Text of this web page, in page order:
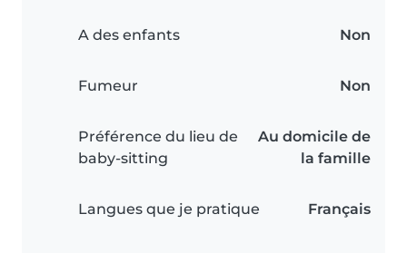
A des enfants Non
Fumeur Non
Préférence du lieu de
baby-sitting
Au domicile de
la famille
Langues que je pratique Français